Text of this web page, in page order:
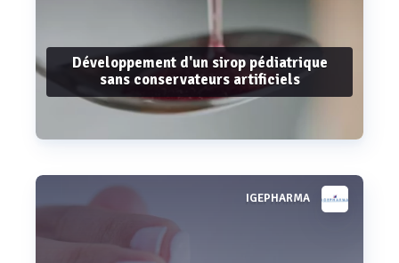
Développement d'un sirop pédiatrique
sans conservateurs artificiels
IGEPHARMA